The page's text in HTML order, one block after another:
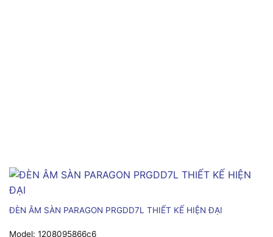
ĐÈN ÂM SÀN PARAGON PRGDD7L THIẾT KẾ HIỆN ĐẠI
Model: 1208095866c6